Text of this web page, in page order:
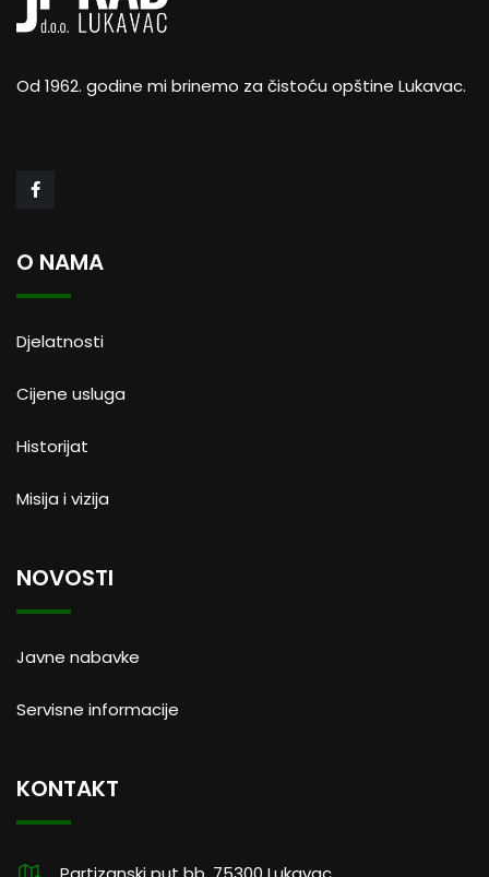
Od 1962. godine mi brinemo za čistoću opštine Lukavac.
O NAMA
Djelatnosti
Cijene usluga
Historijat
Misija i vizija
NOVOSTI
Javne nabavke
Servisne informacije
KONTAKT